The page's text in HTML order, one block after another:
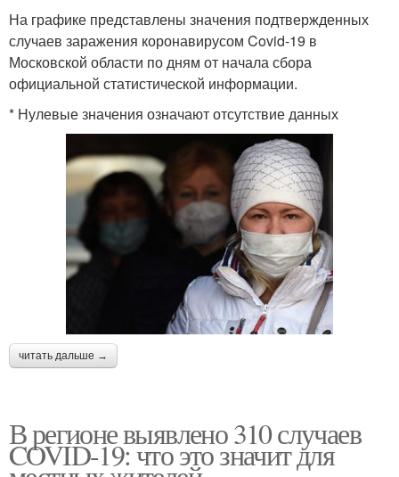
На графике представлены значения подтвержденных
случаев заражения коронавирусом Covid-19 в
Московской области по дням от начала сбора
официальной статистической информации.
* Нулевые значения означают отсутствие данных
читать дальше →
В регионе выявлено 310 случаев
COVID-19: что это значит для